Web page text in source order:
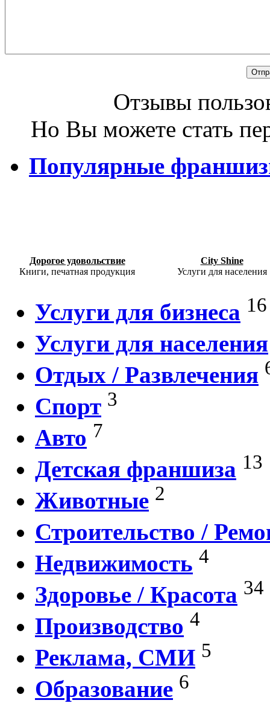
Отзывы
Но Вы можете стать
Популярные
Дорогое удовольствие
Книги, печатная продукция
City Shine
Услуги для населения
Услуги для бизнеса 16
Услуги для населения
Отдых / Развлечения
Спорт 3
Авто 7
Детская франшиза 13
Животные 2
Строительство /
Недвижимость 4
Здоровье / Красота 34
Производство 4
Реклама, СМИ 5
Образование 6